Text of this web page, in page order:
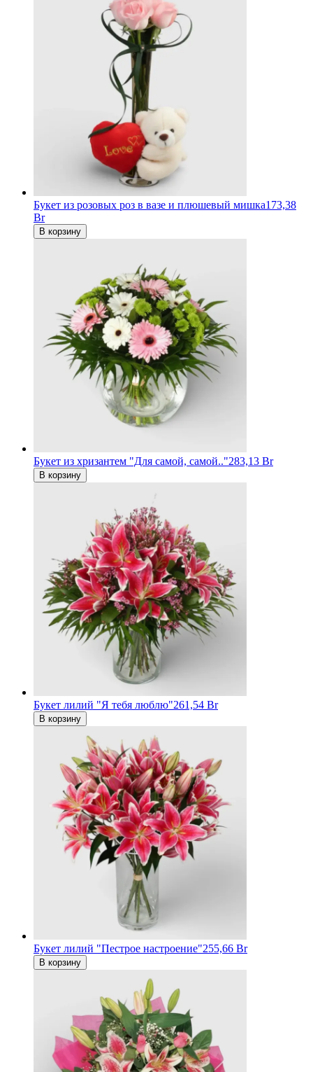
Букет из розовых роз в вазе и плюшевый мишка173,38
Br
В корзину
Букет из хризантем "Для самой, самой.."283,13 Br
В корзину
Букет лилий "Я тебя люблю"261,54 Br
В корзину
Букет лилий "Пестрое настроение"255,66 Br
В корзину